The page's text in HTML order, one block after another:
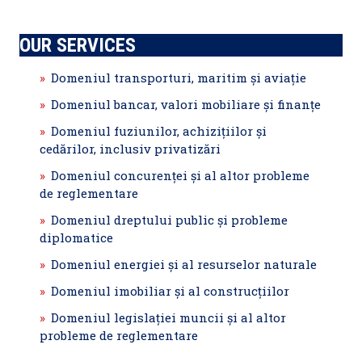
OUR SERVICES
Domeniul transporturi, maritim şi aviaţie
Domeniul bancar, valori mobiliare şi finanțe
Domeniul fuziunilor, achiziţiilor şi
cedărilor, inclusiv privatizări
Domeniul concurenţei şi al altor probleme
de reglementare
Domeniul dreptului public şi probleme
diplomatice
Domeniul energiei şi al resurselor naturale
Domeniul imobiliar şi al construcţiilor
Domeniul legislaţiei muncii şi al altor
probleme de reglementare